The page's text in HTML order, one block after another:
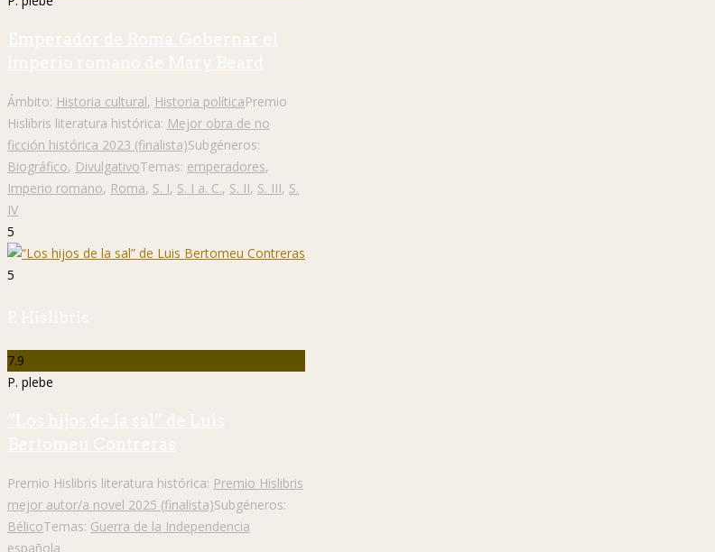
Emperador de Roma. Gobernar el
Imperio romano de Mary Beard
Ámbito: Historia cultural, Historia políticaPremio
Hislibris literatura histórica: Mejor obra de no
ficción histórica 2023 (finalista)Subgéneros:
Biográfico, DivulgativoTemas: emperadores,
Imperio romano, Roma, S. I, S. I a. C., S. II, S. III, S.
IV
5
5
P. Hislibris
7.9
P. plebe
“Los hijos de la sal” de Luis
Bertomeu Contreras
Premio Hislibris literatura histórica: Premio Hislibris
mejor autor/a novel 2025 (finalista)Subgéneros:
BélicoTemas: Guerra de la Independencia
española